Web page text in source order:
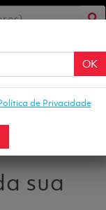
sua
OK
de Privacidade